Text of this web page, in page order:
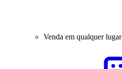
Venda em qualquer lugar